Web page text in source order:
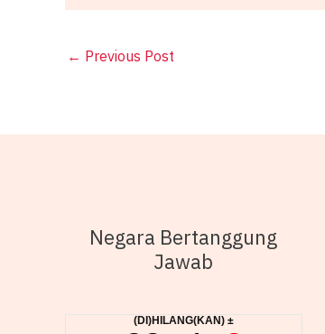
← Previous Post
Negara Bertanggung
Jawab